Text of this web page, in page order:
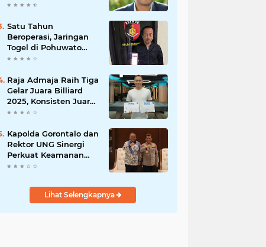
Satu Tahun
Beroperasi, Jaringan
Togel di Pohuwato
Akhirnya Dibongkar
Raja Admaja Raih Tiga
Gelar Juara Billiard
2025, Konsisten Juara
di Lima Turnamen
Kapolda Gorontalo dan
Rektor UNG Sinergi
Perkuat Keamanan
Kampus dan Wawasan
Lihat Selengkapnya